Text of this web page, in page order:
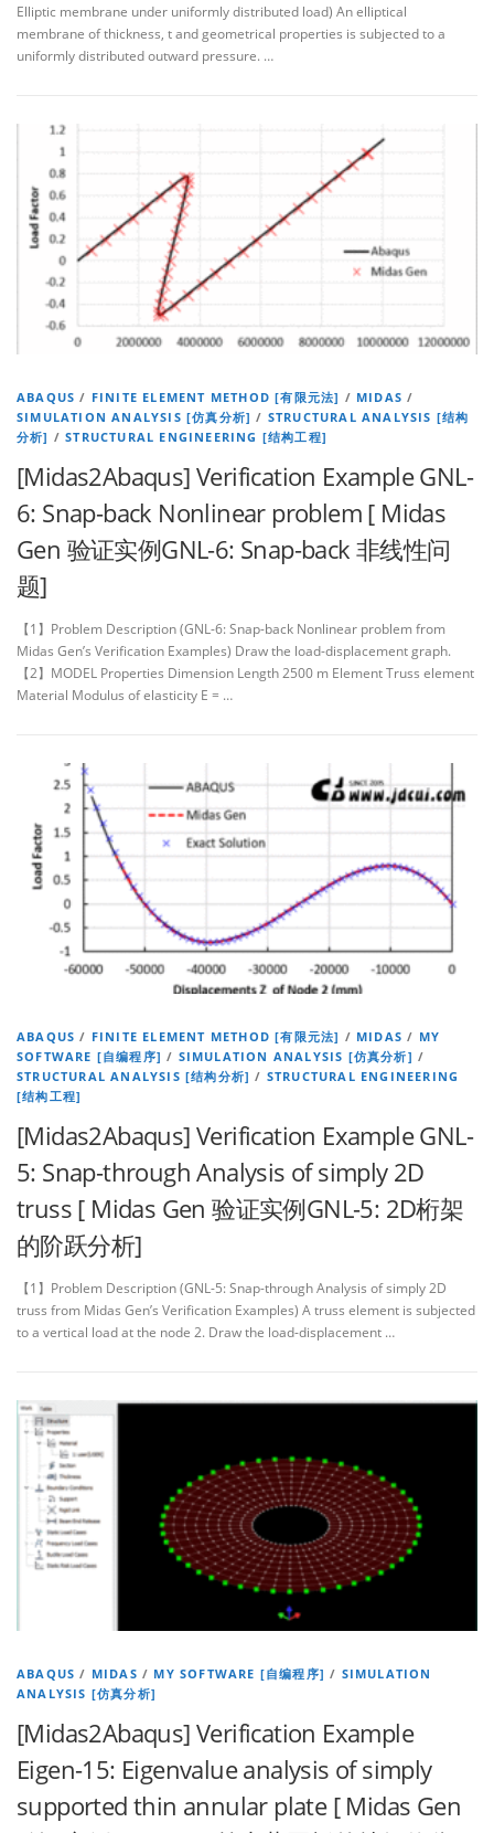
Elliptic membrane under uniformly distributed load) An elliptical
membrane of thickness, t and geometrical properties is subjected to a
uniformly distributed outward pressure. …
ABAQUS / FINITE ELEMENT METHOD [有限元法] / MIDAS /
SIMULATION ANALYSIS [仿真分析] / STRUCTURAL ANALYSIS [结构
分析] /STRUCTURAL ENGINEERING [结构工程]
[Midas2Abaqus] Verification Example GNL-
6: Snap-back Nonlinear problem [ Midas
Gen 验证实例GNL-6: Snap-back 非线性问
题]
【1】Problem Description (GNL-6: Snap-back Nonlinear problem from
Midas Gen’s Verification Examples) Draw the load-displacement graph.
【2】MODEL Properties Dimension Length 2500 m Element Truss element
Material Modulus of elasticity E = …
ABAQUS / FINITE ELEMENT METHOD [有限元法] / MIDAS / MY
SOFTWARE [自编程序] / SIMULATION ANALYSIS [仿真分析] /
STRUCTURAL ANALYSIS [结构分析] / STRUCTURAL ENGINEERING
[结构工程]
[Midas2Abaqus] Verification Example GNL-
5: Snap-through Analysis of simply 2D
truss [ Midas Gen 验证实例GNL-5: 2D桁架
的阶跃分析]
【1】Problem Description (GNL-5: Snap-through Analysis of simply 2D
truss from Midas Gen’s Verification Examples) A truss element is subjected
to a vertical load at the node 2. Draw the load-displacement …
ABAQUS / MIDAS / MY SOFTWARE [自编程序] / SIMULATION
ANALYSIS [仿真分析]
[Midas2Abaqus] Verification Example
Eigen-15: Eigenvalue analysis of simply
supported thin annular plate [ Midas Gen